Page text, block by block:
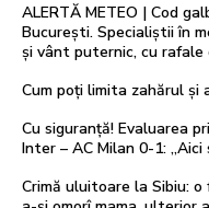
ALERTĂ METEO | Cod
București. Specialiștii în
și vânt puternic, cu rafale
Cum poți limita zahărul și
Cu siguranță! Evaluarea
Inter – AC Milan 0-1:
Crimă uluitoare la Sibiu: